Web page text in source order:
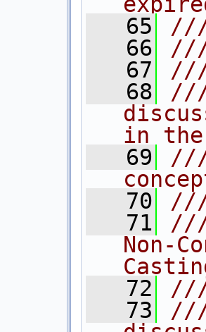
   65
   66
///
   67
   68
///
in the
   69
///
   70
   71
///
Non-
   72
   73
///